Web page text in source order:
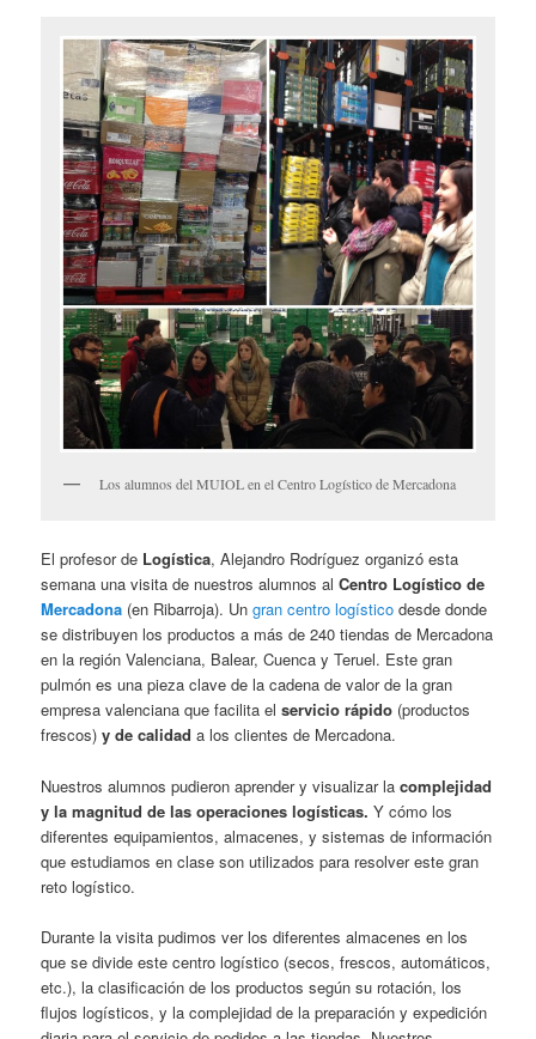
Los alumnos del MUIOL en el Centro Logístico de Mercadona
El profesor de Logística, Alejandro Rodríguez organizó esta
semana una visita de nuestros alumnos alCentro Logístico de
Mercadona (en Ribarroja). Ungran centro logístico desde donde
se distribuyen los productos a más de 240 tiendas de Mercadona
en la región Valenciana, Balear, Cuenca y Teruel. Este gran
pulmón es una pieza clave de la cadena de valor de la gran
empresa valenciana que facilita elservicio rápido (productos
frescos)y de calidad a los clientes de Mercadona.
Nuestros alumnos pudieron aprender y visualizar lacomplejidad
y la magnitud de las operaciones logísticas. Y cómo los
diferentes equipamientos, almacenes, y sistemas de información
que estudiamos en clase son utilizados para resolver este gran
reto logístico.
Durante la visita pudimos ver los diferentes almacenes en los
que se divide este centro logístico (secos, frescos, automáticos,
etc.), la clasificación de los productos según su rotación, los
flujos logísticos, y la complejidad de la preparación y expedición